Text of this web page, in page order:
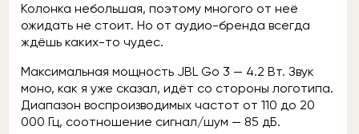
Колонка небольшая, поэтому многого от неё
ожидать не стоит. Но от аудио-бренда всегда
ждёшь каких-то чудес.
Максимальная мощность JBL Go 3 — 4.2 Вт. Звук
моно, как я уже сказал, идёт со стороны логотипа.
Диапазон воспроизводимых частот от 110 до 20
000 Гц, соотношение сигнал/шум — 85 дБ.